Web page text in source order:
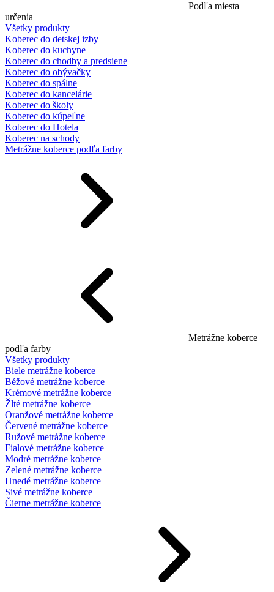
Podľa miesta
určenia
Všetky produkty
Koberec do detskej izby
Koberec do kuchyne
Koberec do chodby a predsiene
Koberec do obývačky
Koberec do spálne
Koberec do kancelárie
Koberec do školy
Koberec do kúpeľne
Koberec do Hotela
Koberec na schody
Metrážne koberce podľa farby
Metrážne koberce
podľa farby
Všetky produkty
Biele metrážne koberce
Béžové metrážne koberce
Krémové metrážne koberce
Žlté metrážne koberce
Oranžové metrážne koberce
Červené metrážne koberce
Ružové metrážne koberce
Fialové metrážne koberce
Modré metrážne koberce
Zelené metrážne koberce
Hnedé metrážne koberce
Sivé metrážne koberce
Čierne metrážne koberce